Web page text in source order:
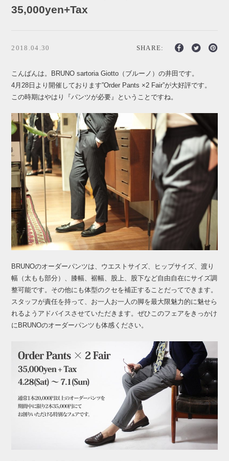
35,000yen+Tax
2018.04.30 SHARE:
こんばんは。BRUNO sartoria Giotto（ブルーノ）の井田です。
4月28日より開催しております”Order Pants ×2 Fair”が大好評です。
この時期はやはり『パンツが必要』ということですね。
BRUNOのオーダーパンツは、ウエストサイズ、ヒップサイズ、渡り
幅（太もも部分）、膝幅、裾幅、股上、股下など自由自在にサイズ調
整可能です。その他にも体型のクセを補正することだってできます。
スタッフが責任を持って、お一人お一人の脚を最大限魅力的に魅せら
れるようアドバイスさせていただきます。ぜひこのフェアをきっかけ
にBRUNOのオーダーパンツも体感ください。